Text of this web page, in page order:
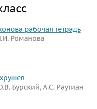
рабочая тетрадь
Романова
Бурский, А.С. Раутиан